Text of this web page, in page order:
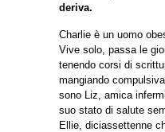
deriva.
Charlie è un uomo
Vive solo, passa le
tenendo corsi di
mangiando
sono Liz, amica
suo stato di salute
Ellie, diciassettenne